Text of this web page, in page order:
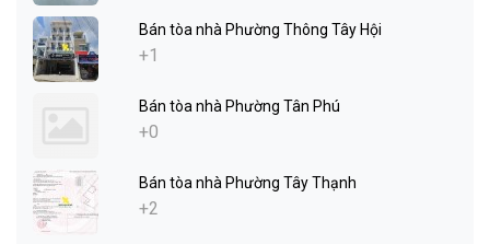
Bán tòa nhà Phường Thông Tây Hội
+1
Bán tòa nhà Phường Tân Phú
+0
Bán tòa nhà Phường Tây Thạnh
+2